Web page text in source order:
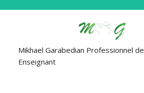
Mikhael Garabedian Professionnel
Enseignant